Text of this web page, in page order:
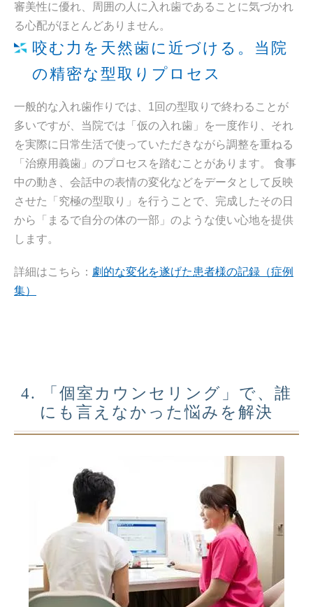
審美性に優れ、周囲の人に入れ歯であることに気づかれ
る心配がほとんどありません。
咬む力を天然歯に近づける。当院
の精密な型取りプロセス
一般的な入れ歯作りでは、1回の型取りで終わることが
多いですが、当院では「仮の入れ歯」を一度作り、それ
を実際に日常生活で使っていただきながら調整を重ねる
「治療用義歯」のプロセスを踏むことがあります。 食事
中の動き、会話中の表情の変化などをデータとして反映
させた「究極の型取り」を行うことで、完成したその日
から「まるで自分の体の一部」のような使い心地を提供
します。
詳細はこちら： 劇的な変化を遂げた患者様の記録（症例
集）
4. 「個室カウンセリング」で、誰
にも言えなかった悩みを解決